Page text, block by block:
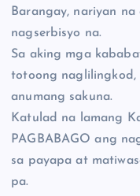
Barangay, nariyan
nagserbisyo na.
Sa aking mga
totoong naglilingkod,
anumang sakuna.
Katulad na lamang
PAGBABAGO ang
sa payapa at
pa.